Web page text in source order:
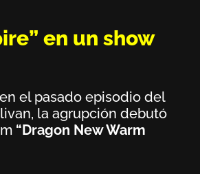
en un show
el pasado episodio del
la agrupción debutó
“Dragon New Warm